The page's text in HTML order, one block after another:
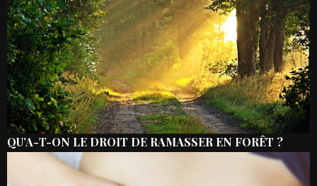
QU’A-T-ON LE DROIT DE RAMASSER EN FORÊT ?